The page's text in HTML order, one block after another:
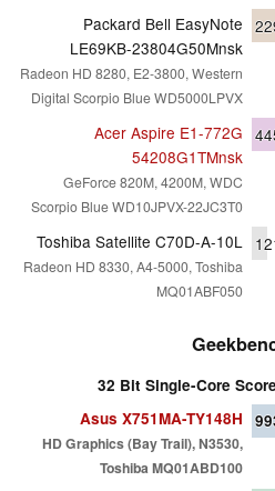
Packard Bell EasyNote
LE69KB-23804G50Mnsk
Radeon HD 8280, E2-3800, Western
Digital Scorpio Blue WD5000LPVX
Acer Aspire E1-772G
54208G1TMnsk
GeForce 820M, 4200M, WDC
Scorpio Blue WD10JPVX-22JC3T0
Toshiba Satellite C70D-A-10L
Radeon HD 8330, A4-5000, Toshiba
MQ01ABF050
32 Bit Single-Core Score
Asus X751MA-TY148H
HD Graphics (Bay Trail), N3530,
Toshiba MQ01ABD100